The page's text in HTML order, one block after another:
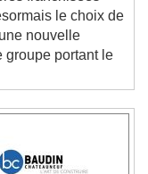
franchisées
le choix de
nouvelle
portant le